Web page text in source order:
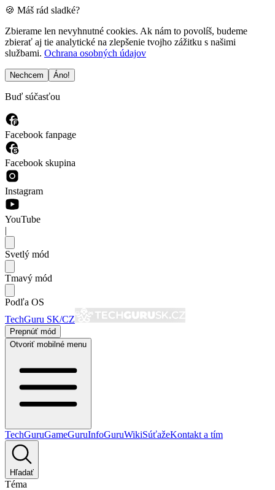
🍪 Máš rád sladké?
Zbierame len nevyhnutné cookies. Ak nám to povolíš, budeme
zbierať aj tie analytické na zlepšenie tvojho zážitku s našimi
službami. Ochrana osobných údajov
Nechcem Áno!
Buď súčasťou
Facebook fanpage
Facebook skupina
Instagram
YouTube
|
Svetlý mód
Tmavý mód
Podľa OS
TechGuru SK/CZ
Prepnúť mód
Otvoriť mobilné menu
TechGuruGameGuruInfoGuruWikiSúťažeKontakt a tím
Hľadať
Téma